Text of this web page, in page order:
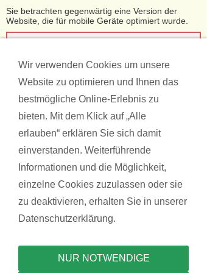
Sie betrachten gegenwärtig eine Version der
Website, die für mobile Geräte optimiert wurde.
Navigation einblenden
Wir verwenden Cookies um unsere
Website zu optimieren und Ihnen das
bestmögliche Online-Erlebnis zu
bieten. Mit dem Klick auf „Alle
erlauben“ erklären Sie sich damit
einverstanden. Weiterführende
Informationen und die Möglichkeit,
einzelne Cookies zuzulassen oder sie
zu deaktivieren, erhalten Sie in unserer
Datenschutzerklärung.
NUR NOTWENDIGE